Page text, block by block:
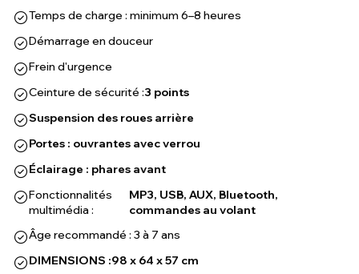
Temps de charge : minimum 6–8 heures
Démarrage en douceur
Frein d'urgence
Ceinture de sécurité :3 points
Suspension des roues arrière
Portes : ouvrantes avec verrou
Éclairage : phares avant
Fonctionnalités
multimédia :
MP3, USB, AUX, Bluetooth,
commandes au volant
Âge recommandé : 3 à 7 ans
DIMENSIONS :98 x 64 x 57 cm